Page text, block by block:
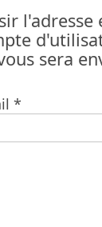
l'adresse
sera
*